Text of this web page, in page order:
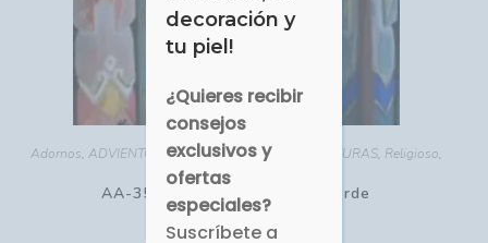
Adornos, ADVIENTO - NAVIDAD,PESEBRES MINIATURAS, Religioso,
Talla Madera
AA-350 Nacimiento Tríptico Verde
decoración y
tu piel!
¿Quieres recibir
consejos
exclusivos y
ofertas
especiales?
Suscríbete a